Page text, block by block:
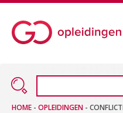
HOME - OPLEIDINGEN -